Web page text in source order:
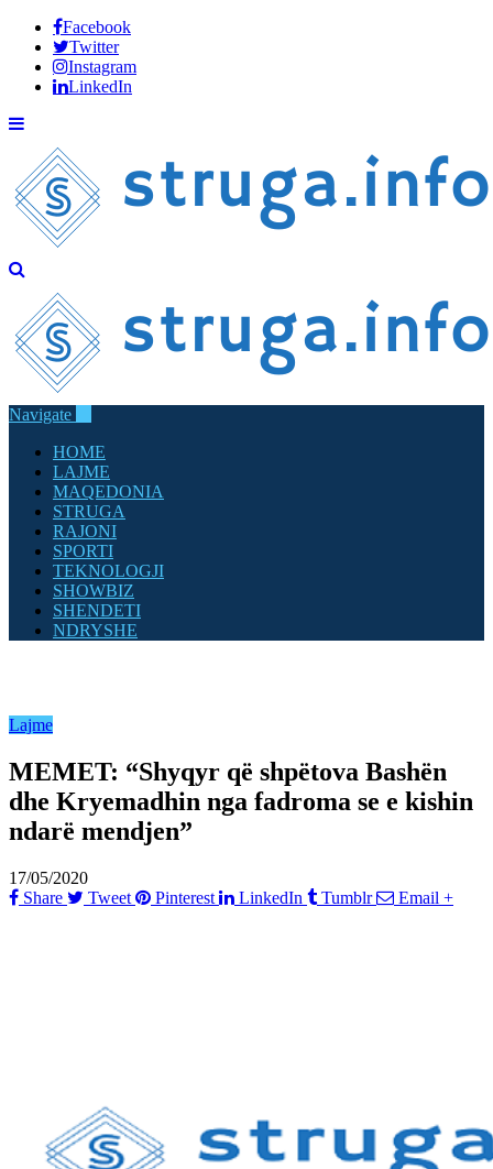
Facebook
Twitter
Instagram
LinkedIn
Navigate
HOME
LAJME
MAQEDONIA
STRUGA
RAJONI
SPORTI
TEKNOLOGJI
SHOWBIZ
SHENDETI
NDRYSHE
Lajme
MEMET: “Shyqyr që shpëtova Bashën
dhe Kryemadhin nga fadroma se e kishin
ndarë mendjen”
17/05/2020
Share
Tweet Pinterest LinkedIn Tumblr Email +